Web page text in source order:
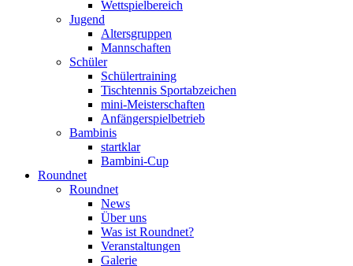
Wettspielbereich
Jugend
Altersgruppen
Mannschaften
Schüler
Schülertraining
Tischtennis Sportabzeichen
mini-Meisterschaften
Anfängerspielbetrieb
Bambinis
startklar
Bambini-Cup
Roundnet
Roundnet
News
Über uns
Was ist Roundnet?
Veranstaltungen
Galerie